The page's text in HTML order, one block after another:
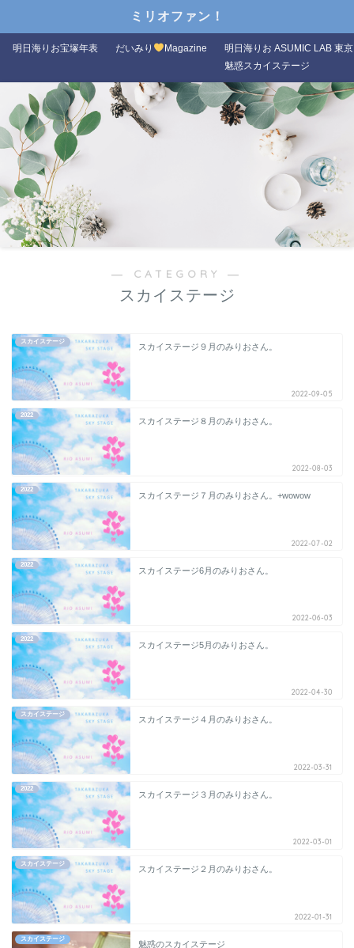
ミリオファン！
明日海りお宝塚年表 だいみり Magazine
明日海りお ASUMIC LAB 東京
魅惑スカイステージ
― CATEGORY ―
スカイステージ
スカイステージ
スカイステージ９月のみりおさん。
2022-09-05
2022
スカイステージ８月のみりおさん。
2022-08-03
2022
スカイステージ７月のみりおさん。+wowow
2022-07-02
2022
スカイステージ6月のみりおさん。
2022-06-03
2022
スカイステージ5月のみりおさん。
2022-04-30
スカイステージ
スカイステージ４月のみりおさん。
2022-03-31
2022
スカイステージ３月のみりおさん。
2022-03-01
スカイステージ
スカイステージ２月のみりおさん。
2022-01-31
スカイステージ
魅惑のスカイステージ